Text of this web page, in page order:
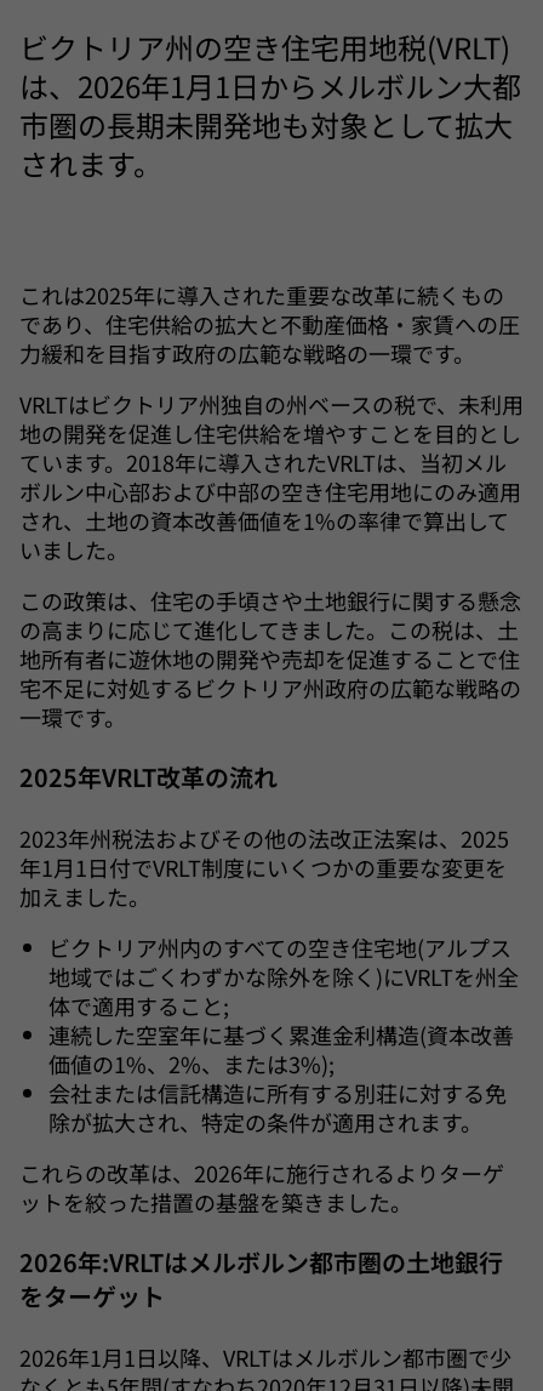
ビクトリア州の空き住宅用地税(VRLT)
は、2026年1月1日からメルボルン大都
市圏の長期未開発地も対象として拡大
されます。
これは2025年に導入された重要な改革に続くもの
であり、住宅供給の拡大と不動産価格・家賃への圧
力緩和を目指す政府の広範な戦略の一環です。
VRLTはビクトリア州独自の州ベースの税で、未利用
地の開発を促進し住宅供給を増やすことを目的とし
ています。2018年に導入されたVRLTは、当初メル
ボルン中心部および中部の空き住宅用地にのみ適用
され、土地の資本改善価値を1%の率律で算出して
いました。
この政策は、住宅の手頃さや土地銀行に関する懸念
の高まりに応じて進化してきました。この税は、土
地所有者に遊休地の開発や売却を促進することで住
宅不足に対処するビクトリア州政府の広範な戦略の
一環です。
2025年VRLT改革の流れ
2023年州税法およびその他の法改正法案は、2025
年1月1日付でVRLT制度にいくつかの重要な変更を
加えました。
ビクトリア州内のすべての空き住宅地(アルプス
地域ではごくわずかな除外を除く)にVRLTを州全
体で適用すること;
連続した空室年に基づく累進金利構造(資本改善
価値の1%、2%、または3%);
会社または信託構造に所有する別荘に対する免
除が拡大され、特定の条件が適用されます。
これらの改革は、2026年に施行されるよりターゲ
ットを絞った措置の基盤を築きました。
2026年:VRLTはメルボルン都市圏の土地銀行
をターゲット
2026年1月1日以降、VRLTはメルボルン都市圏で少